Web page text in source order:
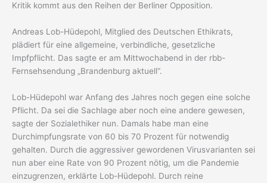
Kritik kommt aus den Reihen der Berliner Opposition.
Andreas Lob-Hüdepohl, Mitglied des Deutschen Ethikrats,
plädiert für eine allgemeine, verbindliche, gesetzliche
Impfpflicht. Das sagte er am Mittwochabend in der rbb-
Fernsehsendung „Brandenburg aktuell“.
Lob-Hüdepohl war Anfang des Jahres noch gegen eine solche
Pflicht. Da sei die Sachlage aber noch eine andere gewesen,
sagte der Sozialethiker nun. Damals habe man eine
Durchimpfungsrate von 60 bis 70 Prozent für notwendig
gehalten. Durch die aggressiver gewordenen Virusvarianten sei
nun aber eine Rate von 90 Prozent nötig, um die Pandemie
einzugrenzen, erklärte Lob-Hüdepohl. Durch reine